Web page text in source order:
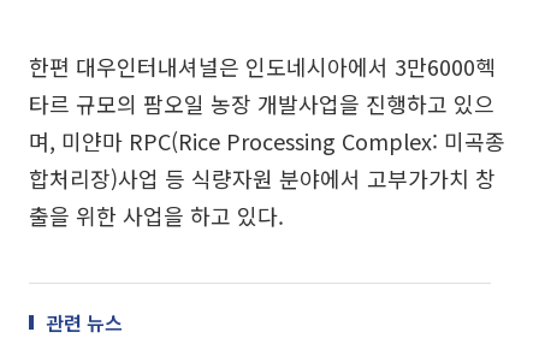
한편 대우인터내셔널은 인도네시아에서 3만6000헥
타르 규모의 팜오일 농장 개발사업을 진행하고 있으
며, 미얀마 RPC(Rice Processing Complex: 미곡종
합처리장)사업 등 식량자원 분야에서 고부가가치 창
출을 위한 사업을 하고 있다.
관련 뉴스